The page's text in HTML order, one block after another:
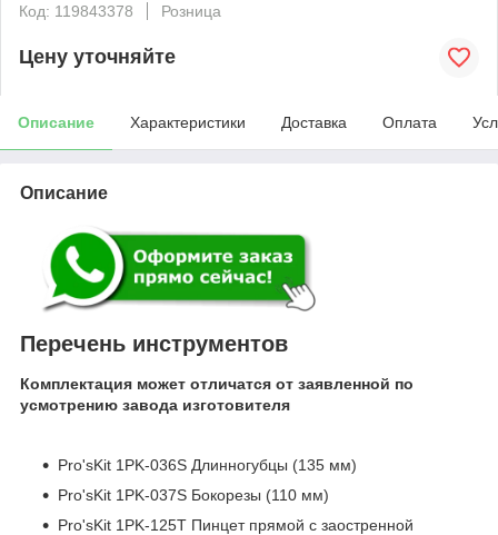
Код: 119843378
Розница
Цену уточняйте
Описание Характеристики Доставка Оплата
Описание
Перечень инструментов
Комплектация может отличатся от заявленной по
усмотрению завода изготовителя
Pro'sKit 1PK-036S Длинногубцы (135 мм)
Pro'sKit 1PK-037S Бокорезы (110 мм)
Pro'sKit 1PK-125T Пинцет прямой с заостренной